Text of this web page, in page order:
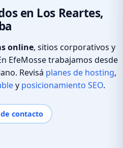
en Los Reartes,
online, sitios corporativos y
EfeMosse trabajamos desde
Revisá planes de hosting,
y posicionamiento SEO.
contacto